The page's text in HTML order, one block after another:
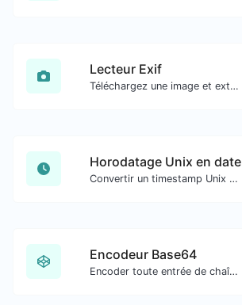
Lecteur Exif
Téléchargez une image et extrayez-en les données.
Horodatage Unix en date
Convertir un timestamp Unix en date UTC et en date locale.
Encodeur Base64
Encoder toute entrée de chaîne en Base64.